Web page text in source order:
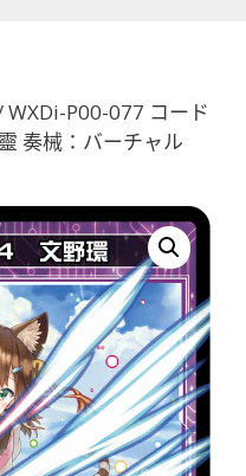
WXDi-P00-077 コード
奏械：バーチャル